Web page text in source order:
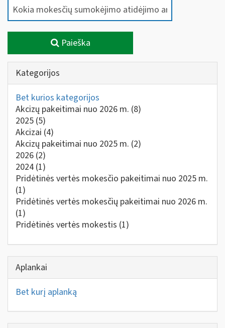
Paieška
Kategorijos
Bet kurios kategorijos
Akcizų pakeitimai nuo 2026 m. (8)
2025 (5)
Akcizai (4)
Akcizų pakeitimai nuo 2025 m. (2)
2026 (2)
2024 (1)
Pridėtinės vertės mokesčio pakeitimai nuo 2025 m.
(1)
Pridėtinės vertės mokesčių pakeitimai nuo 2026 m.
(1)
Pridėtinės vertės mokestis (1)
Aplankai
Bet kurį aplanką